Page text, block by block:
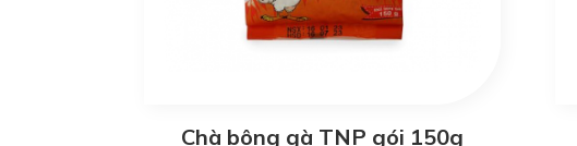
Chà bông gà TNP gói 150g